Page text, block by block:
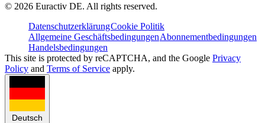
© 2026 Euractiv DE. All rights reserved.
DatenschutzerklärungCookie Politik
Allgemeine GeschäftsbedingungenAbonnementbedingungen
Handelsbedingungen
This site is protected by reCAPTCHA, and the Google Privacy
Policy and Terms of Service apply.
Deutsch